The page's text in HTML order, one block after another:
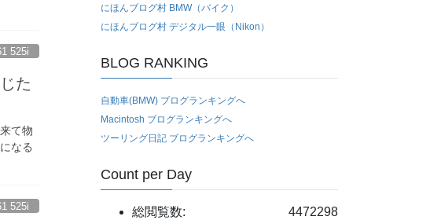
525i
た
て物
なる
525i
にほんブログ村 BMW（バイク）
にほんブログ村 デジタル一眼（Nikon）
BLOG RANKING
自動車(BMW) ブログランキングへ
Macintosh ブログランキングへ
ツーリング日記 ブログランキングへ
Count per Day
4472298
総閲覧数: